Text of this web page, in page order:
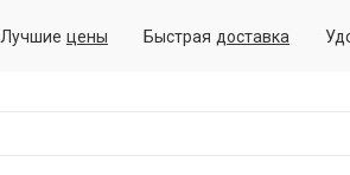
Лучшие цены Быстрая доставка